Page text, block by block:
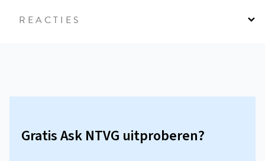
REACTIES
Gratis Ask NTVG uitproberen?